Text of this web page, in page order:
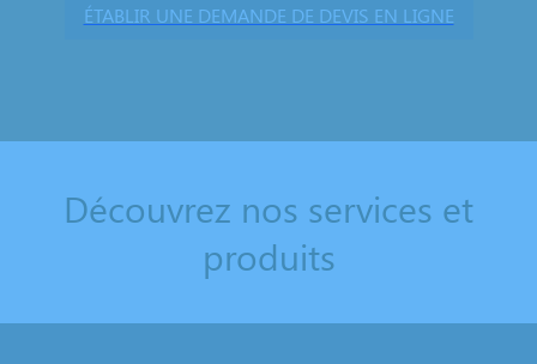
ÉTABLIR UNE DEMANDE DE DEVIS EN LIGNE
Découvrez nos services et
produits